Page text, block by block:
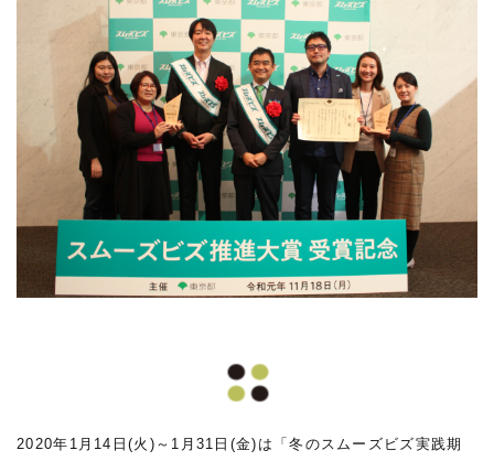
2020年1月14日(火)～1月31日(金)は「冬のスムーズビズ実践期